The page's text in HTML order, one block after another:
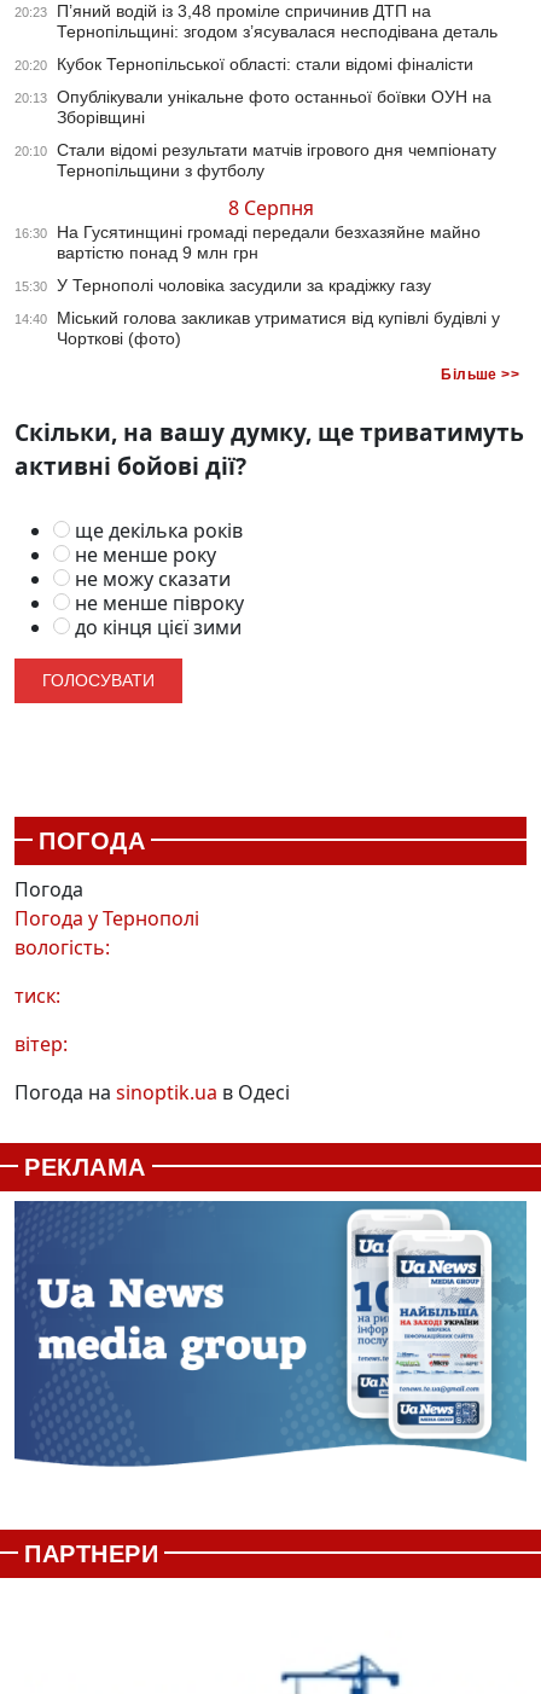
20:23
П’яний водій із 3,48 проміле спричинив ДТП на
Тернопільщині: згодом з’ясувалася несподівана деталь
20:20 Кубок Тернопільської області: стали відомі фіналісти
20:13
Опублікували унікальне фото останньої боївки ОУН на
Зборівщині
20:10
Стали відомі результати матчів ігрового дня чемпіонату
Тернопільщини з футболу
8 Серпня
16:30
На Гусятинщині громаді передали безхазяйне майно
вартістю понад 9 млн грн
15:30 У Тернополі чоловіка засудили за крадіжку газу
14:40
Міський голова закликав утриматися від купівлі будівлі у
Чорткові (фото)
Більше >>
Скільки, на вашу думку, ще триватимуть
активні бойові дії?
ще декілька років
не менше року
не можу сказати
не менше півроку
до кінця цієї зими
ПОГОДА
Погода
Погода уТернополі
вологість:
тиск:
вітер:
Погода на sinoptik.ua в Одесі
РЕКЛАМА
ПАРТНЕРИ